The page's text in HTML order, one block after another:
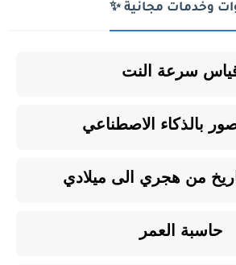
وخدمات مجانية ✨
سرعة النت
بالذكاء الاصطناعي
من هجري الى ميلادي
حاسبة العمر